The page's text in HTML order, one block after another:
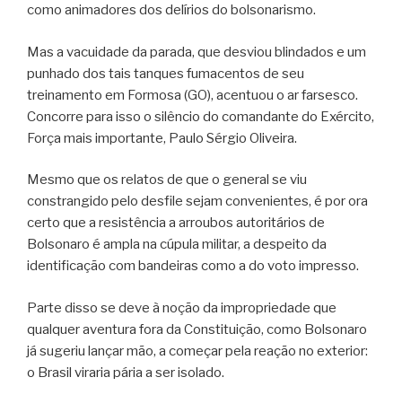
como animadores dos delírios do bolsonarismo.
Mas a vacuidade da parada, que desviou blindados e um
punhado dos tais tanques fumacentos de seu
treinamento em Formosa (GO), acentuou o ar farsesco.
Concorre para isso o silêncio do comandante do Exército,
Força mais importante, Paulo Sérgio Oliveira.
Mesmo que os relatos de que o general se viu
constrangido pelo desfile sejam convenientes, é por ora
certo que a resistência a arroubos autoritários de
Bolsonaro é ampla na cúpula militar, a despeito da
identificação com bandeiras como a do voto impresso.
Parte disso se deve à noção da impropriedade que
qualquer aventura fora da Constituição, como Bolsonaro
já sugeriu lançar mão, a começar pela reação no exterior:
o Brasil viraria pária a ser isolado.